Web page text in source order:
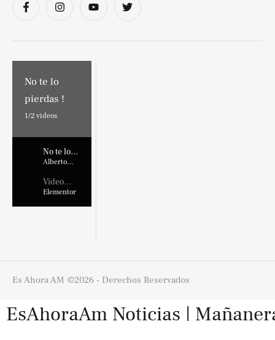
No te lo
pierdas !
1/2 videos
No te lo
pierdas !
Alberto
Video
Placehold
er
Elementor
Es Ahora AM ©2026 - Derechos Reservados
EsAhoraAm Noticias |